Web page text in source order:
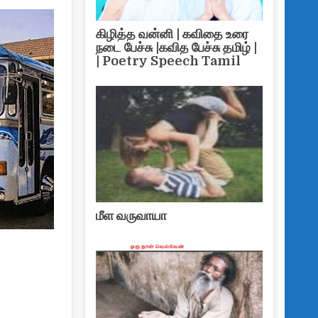
கிழித்த வன்னி | கவிதை உரை
நடை பேச்சு |கவித பேச்சு தமிழ் |
| Poetry Speech Tamil
மீள வருவாயா